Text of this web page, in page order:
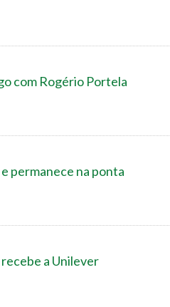
com Rogério Portela
permanece na ponta
recebe a Unilever